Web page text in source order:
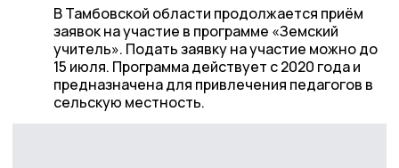
В Тамбовской области продолжается приём
заявок на участие в программе «Земский
учитель». Подать заявку на участие можно до
15 июля. Программа действует с 2020 года и
предназначена для привлечения педагогов в
сельскую местность.